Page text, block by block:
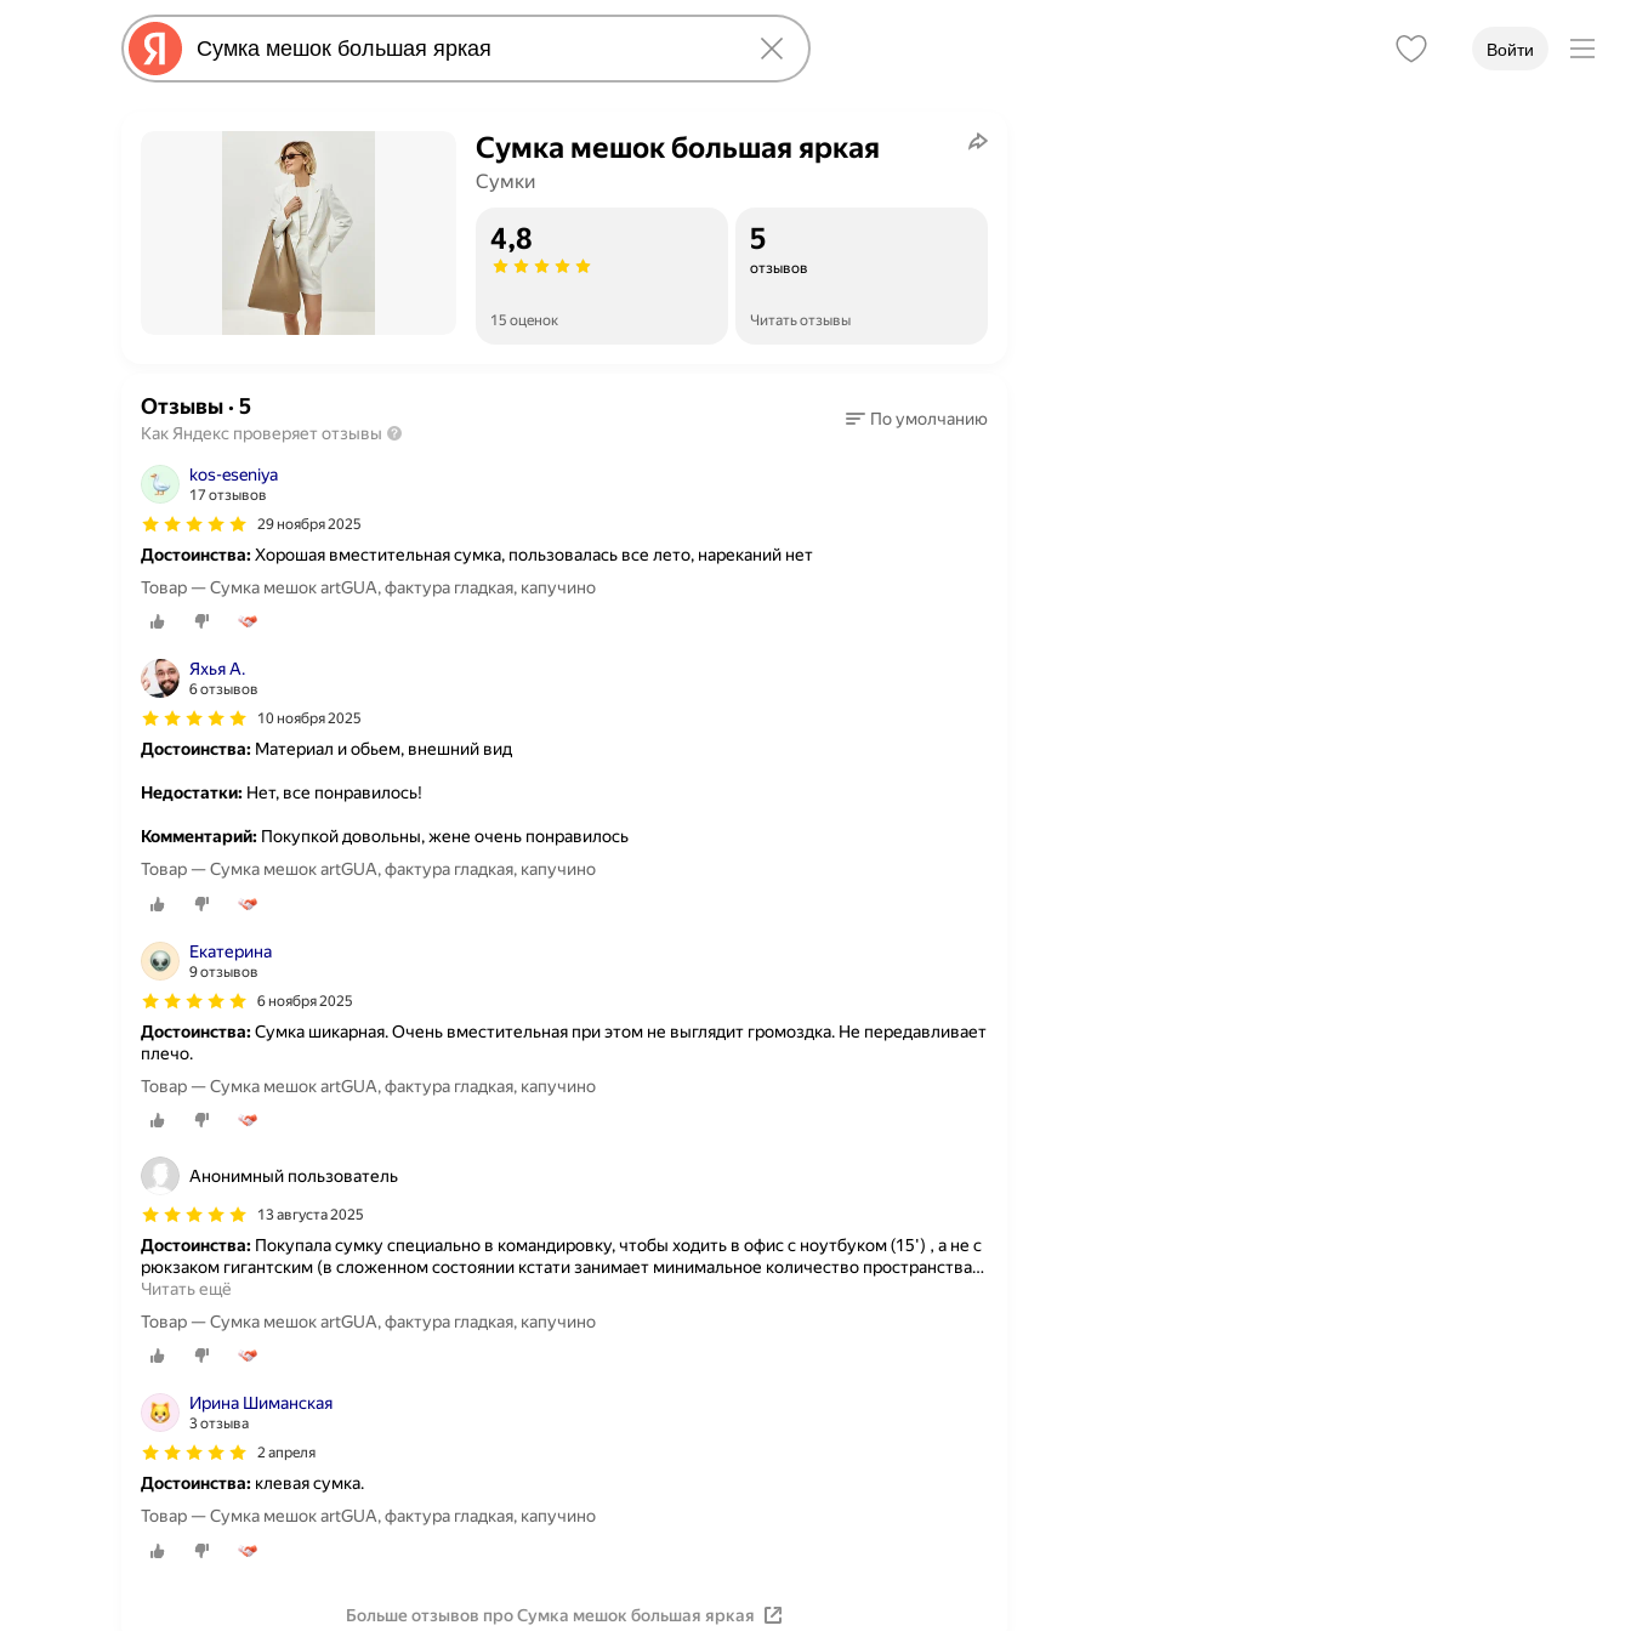
Войти
Сумка мешок большая яркая
Сумки
4,8
15 оценок
5
отзывов
Читать отзывы
Отзывы· 5
Как Яндекс проверяет отзывы
По умолчанию
kos-eseniya
17 отзывов
29 ноября 2025
Достоинства:Хорошая вместительная сумка, пользовалась все лето, нареканий нет
Товар — Сумка мешок artGUA, фактура гладкая, капучино
Яхья А.
6 отзывов
10 ноября 2025
Достоинства: Материал и обьем, внешний вид
Недостатки: Нет, все понравилось!
Комментарий: Покупкой довольны, жене очень понравилось
Товар — Сумка мешок artGUA, фактура гладкая, капучино
Екатерина
9 отзывов
6 ноября 2025
Достоинства:Сумка шикарная. Очень вместительная при этом не выглядит громоздка. Не передавливает
плечо.
Товар — Сумка мешок artGUA, фактура гладкая, капучино
Анонимный пользователь
13 августа 2025
Достоинства: Покупала сумку специально в командировку, чтобы ходить в офис с ноутбуком (15') , а не с
рюкзаком гигантским (в сложенном состоянии кстати занимает минимальное количество пространства…
Читать ещё
Товар — Сумка мешок artGUA, фактура гладкая, капучино
Ирина Шиманская
3 отзыва
2 апреля
Достоинства: клевая сумка.
Товар — Сумка мешок artGUA, фактура гладкая, капучино
Больше отзывов про Сумка мешок большая яркая